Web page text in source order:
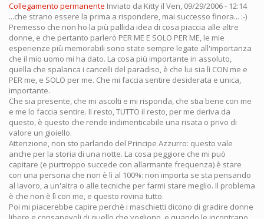
Collegamento permanente Inviato da Kitty il Ven, 09/29/2006 - 12:14
...che strano essere la prima a rispondere, mai successo finora... :-)
Premesso che non ho la più pallida idea di cosa piaccia alle altre
donne, e che pertanto parlerò PER ME E SOLO PER ME, le mie
esperienze più memorabili sono state sempre legate all'importanza
che il mio uomo mi ha dato. La cosa più importante in assoluto,
quella che spalanca i cancelli del paradiso, è che lui sia lì CON me e
PER me, e SOLO per me. Che mi faccia sentire desiderata e unica,
importante.
Che sia presente, che mi ascolti e mi risponda, che stia bene con me
e me lo faccia sentire. Il resto, TUTTO il resto, per me deriva da
questo, è questo che rende indimenticabile una risata o privo di
valore un gioiello.
Attenzione, non sto parlando del Principe Azzurro: questo vale
anche per la storia di una notte. La cosa peggiore che mi può
capitare (e purtroppo succede con allarmante frequenza) è stare
con una persona che non è lì al 100%: non importa se sta pensando
al lavoro, a un'altra o alle tecniche per farmi stare meglio. Il problema
è che non è lì con me, e questo rovina tutto.
Poi mi piacerebbe capire perchè i maschietti dicono di gradire donne